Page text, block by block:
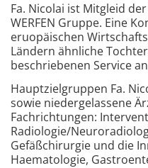
Fa. Nicolai ist Mitgleid
WERFEN Gruppe. Eine
eruopäischen
Ländern ähnliche
beschriebenen Service
Hauptzielgruppen Fa.
sowie niedergelassene
Fachrichtungen:
Radiologie/
Gefäßchirurgie und die
Haematologie,